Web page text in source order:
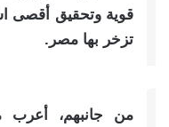
قوية وتحقيق أقصى
تزخر بها مصر.
من جانبهم، أعرب